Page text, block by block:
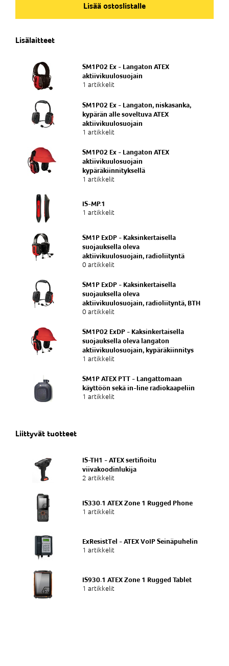
Lisää ostoslistalle
Lisälaitteet
SM1P02 Ex - Langaton ATEX
aktiivikuulosuojain
1 artikkelit
SM1P02 Ex - Langaton, niskasanka,
kypärän alle soveltuva ATEX
aktiivikuulosuojain
1 artikkelit
SM1P02 Ex - Langaton ATEX
aktiivikuulosuojain
kypäräkiinnityksellä
1 artikkelit
IS-MP.1
1 artikkelit
SM1P ExDP - Kaksinkertaisella
suojauksella oleva
aktiivikuulosuojain, radioliityntä
0 artikkelit
SM1P ExDP - Kaksinkertaisella
suojauksella oleva
aktiivikuulosuojain, radioliityntä, BTH
0 artikkelit
SM1P02 ExDP - Kaksinkertaisella
suojauksella oleva langaton
aktiivikuulosuojain, kypäräkiinnitys
1 artikkelit
SM1P ATEX PTT - Langattomaan
käyttöön sekä in-line radiokaapeliin
1 artikkelit
Liittyvät tuotteet
IS-TH1 - ATEX sertifioitu
viivakoodinlukija
2 artikkelit
IS330.1 ATEX Zone 1 Rugged Phone
1 artikkelit
ExResistTel - ATEX VoIP Seinäpuhelin
1 artikkelit
IS930.1 ATEX Zone 1 Rugged Tablet
1 artikkelit